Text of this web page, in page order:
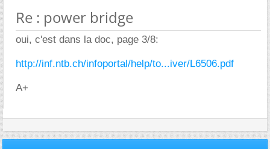
Re : power bridge
oui, c'est dans la doc, page 3/8:
http://inf.ntb.ch/infoportal/help/to...iver/L6506.pdf
A+